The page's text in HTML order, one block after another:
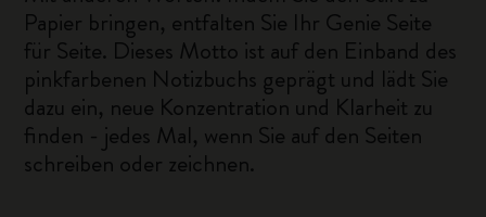
Papier bringen, entfalten Sie Ihr Genie Seite
für Seite. Dieses Motto ist auf den Einband des
pinkfarbenen Notizbuchs geprägt und lädt Sie
dazu ein, neue Konzentration und Klarheit zu
finden - jedes Mal, wenn Sie auf den Seiten
schreiben oder zeichnen.